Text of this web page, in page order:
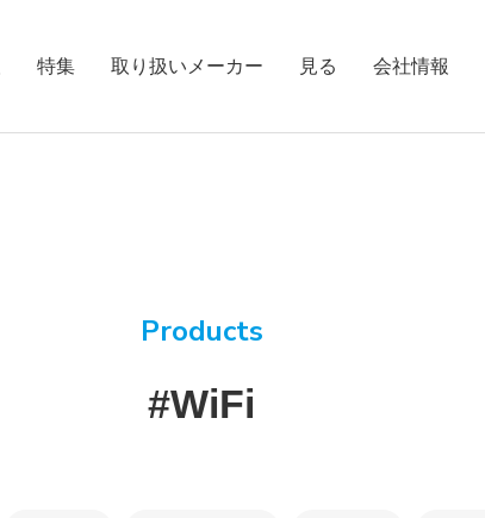
特集 取り扱いメーカー 見る 会社情報
EMC電波暗室
Products
#WiFi